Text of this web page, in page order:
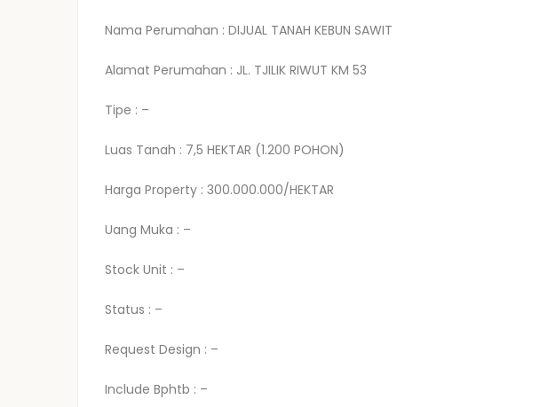
Nama Perumahan : DIJUAL TANAH KEBUN SAWIT
Alamat Perumahan : JL. TJILIK RIWUT KM 53
Tipe : –
Luas Tanah : 7,5 HEKTAR (1.200 POHON)
Harga Property : 300.000.000/HEKTAR
Uang Muka : –
Stock Unit : –
Status : –
Request Design : –
Include Bphtb : –